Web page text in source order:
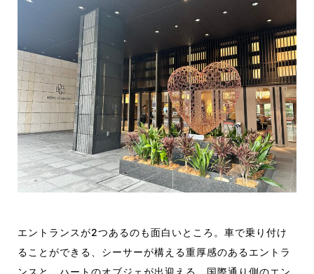
エントランスが2つあるのも面白いところ。車で乗り付け
ることができる、シーサーが構える重厚感のあるエントラ